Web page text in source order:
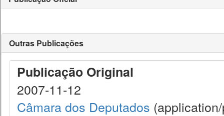
Outras Publicações
Publicação Original
2007-11-12
Câmara dos Deputados